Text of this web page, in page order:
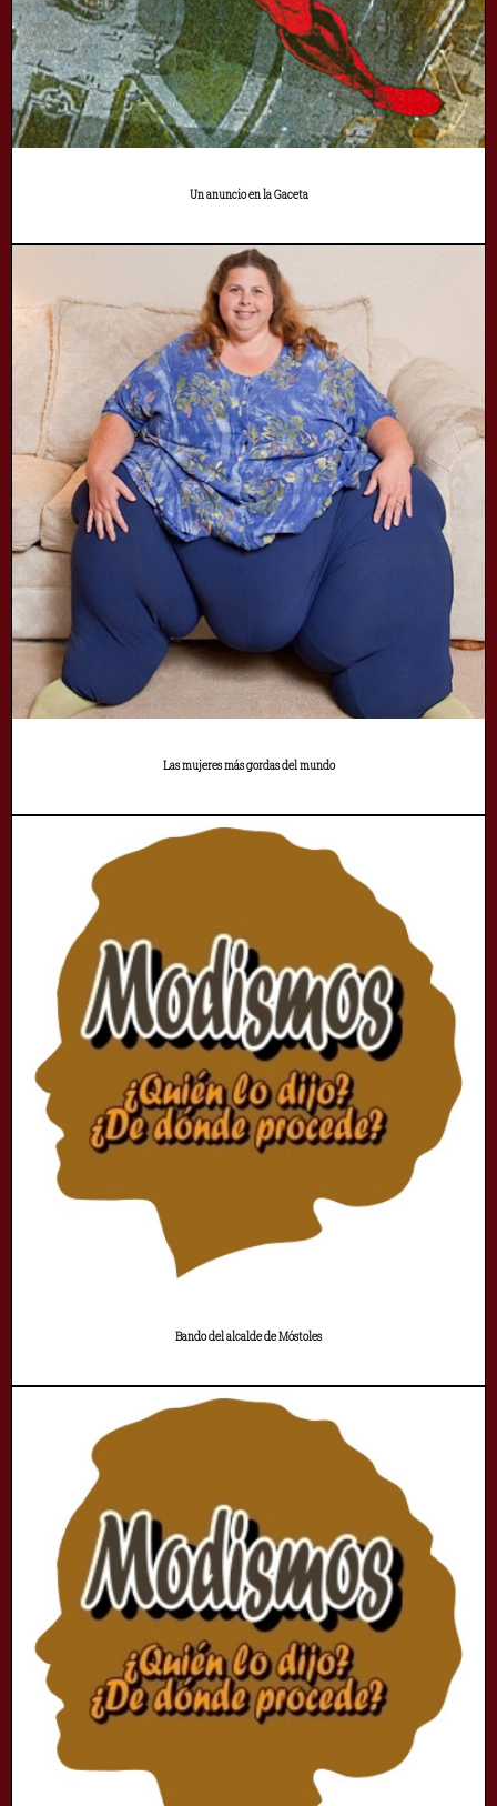
Un anuncio en la Gaceta
Las mujeres más gordas del mundo
Bando del alcalde de Móstoles